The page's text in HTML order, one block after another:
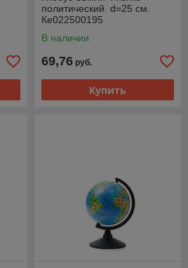
политический. d=25 см.
Ке022500195
В наличии
69,76 руб.
Купить